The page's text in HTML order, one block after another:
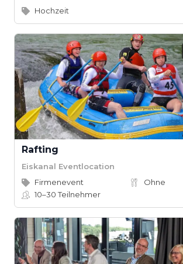
Hochzeit
Rafting
Eiskanal Eventlocation
Firmenevent
Ohne
10–30Teilnehmer